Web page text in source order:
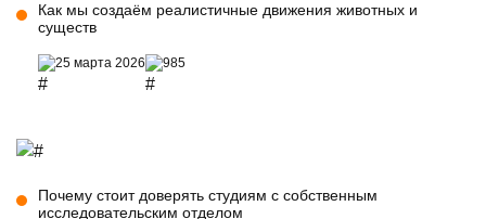
Как мы создаём реалистичные движения животных и
существ
25 марта 2026 985
Почему стоит доверять студиям с собственным
исследовательским отделом